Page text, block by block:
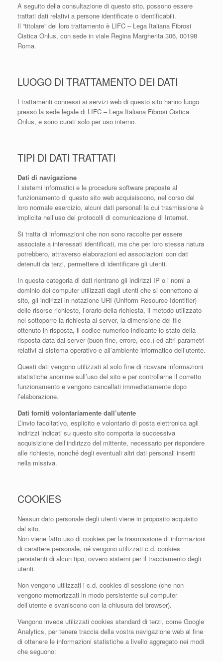
A seguito della consultazione di questo sito, possono essere
trattati dati relativi a persone identificate o identificabili.
Il “titolare” del loro trattamento è LIFC – Lega Italiana Fibrosi
Cistica Onlus, con sede in viale Regina Margherita 306, 00198
Roma.
LUOGO DI TRATTAMENTO DEI DATI
I trattamenti connessi ai servizi web di questo sito hanno luogo
presso la sede legale di LIFC – Lega Italiana Fibrosi Cistica
Onlus, e sono curati solo per uso interno.
TIPI DI DATI TRATTATI
Dati di navigazione
I sistemi informatici e le procedure software preposte al
funzionamento di questo sito web acquisiscono, nel corso del
loro normale esercizio, alcuni dati personali la cui trasmissione è
implicita nell’uso dei protocolli di comunicazione di Internet.
Si tratta di informazioni che non sono raccolte per essere
associate a interessati identificati, ma che per loro stessa natura
potrebbero, attraverso elaborazioni ed associazioni con dati
detenuti da terzi, permettere di identificare gli utenti.
In questa categoria di dati rientrano gli indirizzi IP o i nomi a
dominio dei computer utilizzati dagli utenti che si connettono al
sito, gli indirizzi in notazione URI (Uniform Resource Identifier)
delle risorse richieste, l’orario della richiesta, il metodo utilizzato
nel sottoporre la richiesta al server, la dimensione del file
ottenuto in risposta, il codice numerico indicante lo stato della
risposta data dal server (buon fine, errore, ecc.) ed altri parametri
relativi al sistema operativo e all’ambiente informatico dell’utente.
Questi dati vengono utilizzati al solo fine di ricavare informazioni
statistiche anonime sull’uso del sito e per controllarne il corretto
funzionamento e vengono cancellati immediatamente dopo
l’elaborazione.
Dati forniti volontariamente dall’utente
L’invio facoltativo, esplicito e volontario di posta elettronica agli
indirizzi indicati su questo sito comporta la successiva
acquisizione dell’indirizzo del mittente, necessario per rispondere
alle richieste, nonché degli eventuali altri dati personali inseriti
nella missiva.
COOKIES
Nessun dato personale degli utenti viene in proposito acquisito
dal sito.
Non viene fatto uso di cookies per la trasmissione di informazioni
di carattere personale, né vengono utilizzati c.d. cookies
persistenti di alcun tipo, ovvero sistemi per il tracciamento degli
utenti.
Non vengono utilizzati i c.d. cookies di sessione (che non
vengono memorizzati in modo persistente sul computer
dell’utente e svaniscono con la chiusura del browser).
Vengono invece utilizzati cookies standard di terzi, come Google
Analytics, per tenere traccia della vostra navigazione web al fine
di ottenere le informazioni statistiche a livello aggregato nei modi
che seguono: